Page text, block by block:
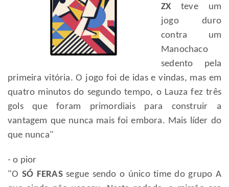
ZXteve um
jogo duro
contra um
Manochaco
sedento pela
primeira vitória. O jogo foi de idas e vindas, mas em
quatro minutos do segundo tempo, o Lauza fez três
gols que foram primordiais para construir a
vantagem que nunca mais foi embora. Mais líder do
que nunca"
- o pior
"O SÓ FERASsegue sendo o único time do grupo A